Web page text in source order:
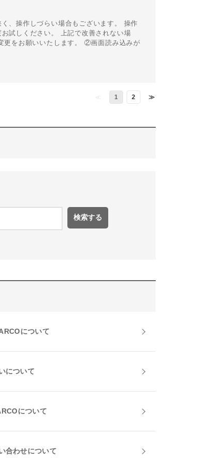
、操作しづらい場合もございます。 操作
試しください。 上記で改善されない場
更をお願いいたします。 ②画面読み込みが
≪ 1 2 ≫
について
について
について
合わせについて